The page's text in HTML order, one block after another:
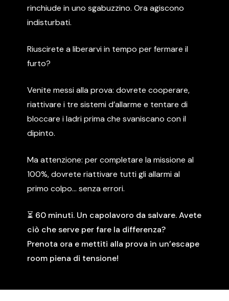
rinchiude in uno sgabuzzino. Ora agiscono
indisturbati.
Riuscirete a liberarvi in tempo per fermare il
furto?
Venite messi alla prova: dovrete cooperare,
riattivare i tre sistemi d’allarme e tentare di
bloccare i ladri prima che svaniscano con il
dipinto.
Ma attenzione: per completare la missione al
100%, dovrete riattivare tutti gli allarmi al
primo colpo… senza errori.
⏳ 60 minuti. Un capolavoro da salvare. Avete
ciò che serve per fare la differenza?
Prenota ora e mettiti alla prova in un’escape
room piena di tensione!